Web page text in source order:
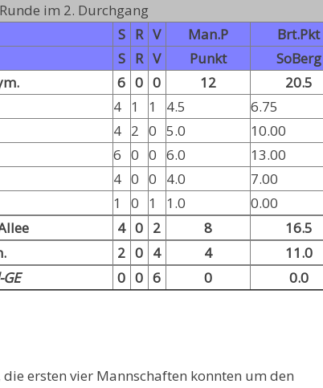
im 2. Durchgang
S R V Man.P
Brt.Pkt
S R V Punkt
SoBerg
6 0 0 12
20.5
4 1 1 4.5
6.75
4 2 0 5.0
10.00
6 0 0 6.0
13.00
4 0 0 4.0
7.00
1 0 1 1.0
0.00
4 0 2 8
16.5
2 0 4 4
11.0
0 0 6 0 0.0
ersten vier Mannschaften konnten um den